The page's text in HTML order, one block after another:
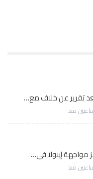
تقرير عن خلاف مع…
منذ
مواجهة إيبولا في…
منذ